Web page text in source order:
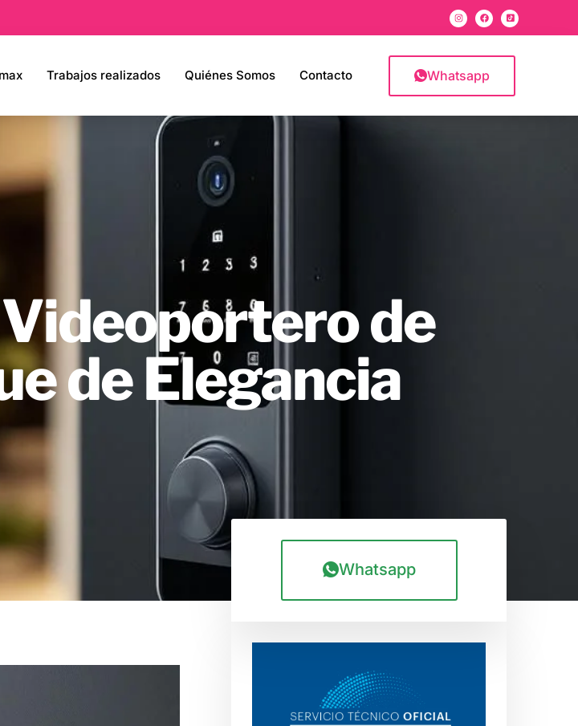
Trabajos realizados Quiénes Somos Contacto Whatsapp
de
de Elegancia
Whatsapp